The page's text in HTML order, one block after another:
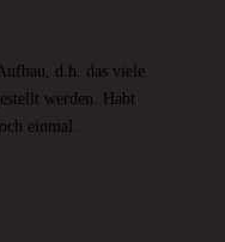
d.h. das viele
werden. Habt
einmal.